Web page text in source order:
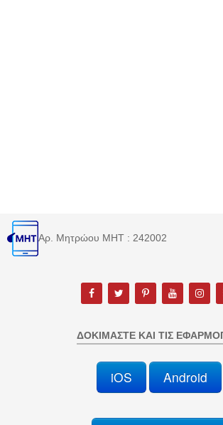
Αρ. Μητρώου MHT : 242002
ΔΟΚΙΜΆΣΤΕ ΚΑΙ ΤΙΣ
iOS Android